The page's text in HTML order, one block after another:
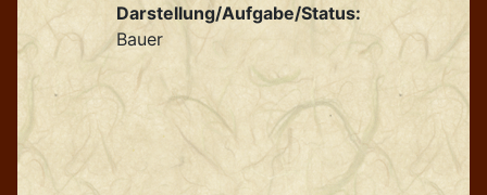
Darstellung/Aufgabe/Status:
Bauer